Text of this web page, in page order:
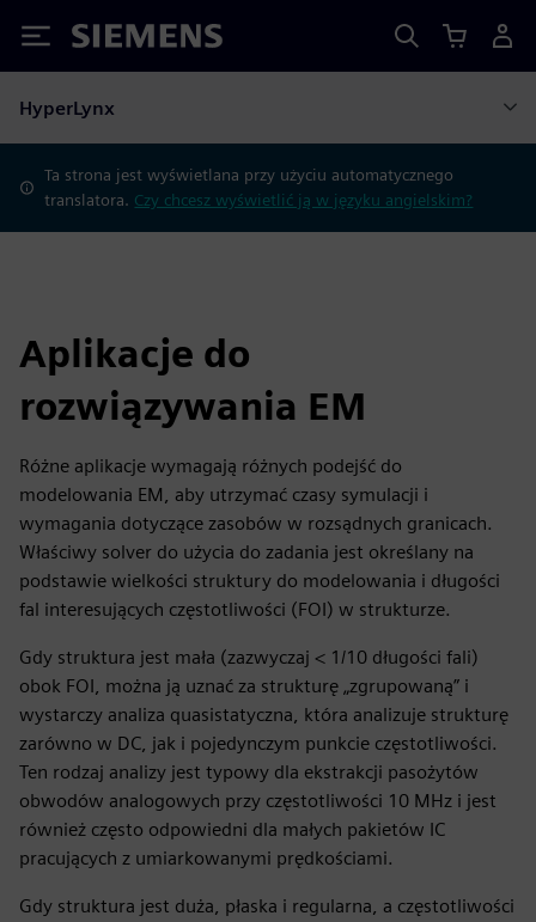
Siemens
HyperLynx
Ta strona jest wyświetlana przy użyciu automatycznego
translatora. Czy chcesz wyświetlić ją w języku angielskim?
Aplikacje do
rozwiązywania EM
Różne aplikacje wymagają różnych podejść do
modelowania EM, aby utrzymać czasy symulacji i
wymagania dotyczące zasobów w rozsądnych granicach.
Właściwy solver do użycia do zadania jest określany na
podstawie wielkości struktury do modelowania i długości
fal interesujących częstotliwości (FOI) w strukturze.
Gdy struktura jest mała (zazwyczaj < 1/10 długości fali)
obok FOI, można ją uznać za strukturę „zgrupowaną” i
wystarczy analiza quasistatyczna, która analizuje strukturę
zarówno w DC, jak i pojedynczym punkcie częstotliwości.
Ten rodzaj analizy jest typowy dla ekstrakcji pasożytów
obwodów analogowych przy częstotliwości 10 MHz i jest
również często odpowiedni dla małych pakietów IC
pracujących z umiarkowanymi prędkościami.
Gdy struktura jest duża, płaska i regularna, a częstotliwości